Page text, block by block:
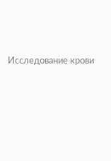
Исследование крови